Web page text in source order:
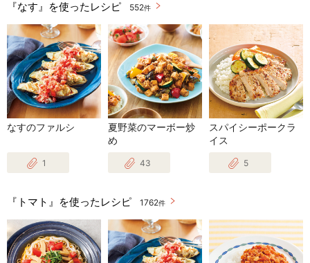
『なす』を使ったレシピ 552件
なすのファルシ
1
夏野菜のマーボー炒
め
43
スパイシーポークラ
イス
5
『トマト』を使ったレシピ 1762件